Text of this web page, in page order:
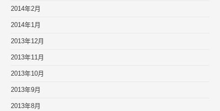
2014年2月
2014年1月
2013年12月
2013年11月
2013年10月
2013年9月
2013年8月